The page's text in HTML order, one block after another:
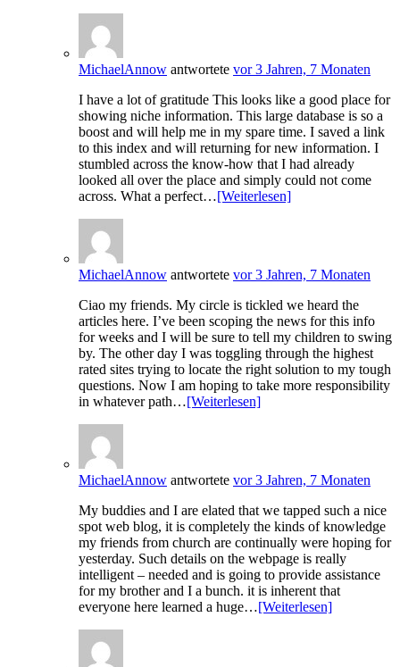
MichaelAnnow antwortete vor 3 Jahren, 7 Monaten
I have a lot of gratitude This looks like a good place for
showing niche information. This large database is so a
boost and will help me in my spare time. I saved a link
to this index and will returning for new information. I
stumbled across the know-how that I had already
looked all over the place and simply could not come
across. What a perfect…[Weiterlesen]
MichaelAnnow antwortete vor 3 Jahren, 7 Monaten
Ciao my friends. My circle is tickled we heard the
articles here. I’ve been scoping the news for this info
for weeks and I will be sure to tell my children to swing
by. The other day I was toggling through the highest
rated sites trying to locate the right solution to my tough
questions. Now I am hoping to take more responsibility
in whatever path…[Weiterlesen]
MichaelAnnow antwortete vor 3 Jahren, 7 Monaten
My buddies and I are elated that we tapped such a nice
spot web blog, it is completely the kinds of knowledge
my friends from church are continually were hoping for
yesterday. Such details on the webpage is really
intelligent – needed and is going to provide assistance
for my brother and I a bunch. it is inherent that
everyone here learned a huge…[Weiterlesen]